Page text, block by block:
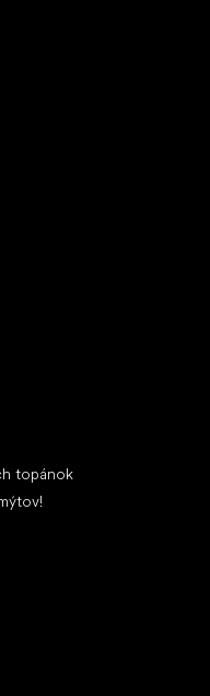
topánok